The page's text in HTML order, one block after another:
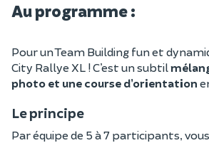
Au programme :
Pour un Team Building fun et
City Rallye XL ! C’est un subtil
photo et une course d’orientation
Le principe
Par équipe de 5 à 7 participants,